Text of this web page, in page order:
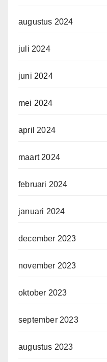
augustus 2024
juli 2024
juni 2024
mei 2024
april 2024
maart 2024
februari 2024
januari 2024
december 2023
november 2023
oktober 2023
september 2023
augustus 2023